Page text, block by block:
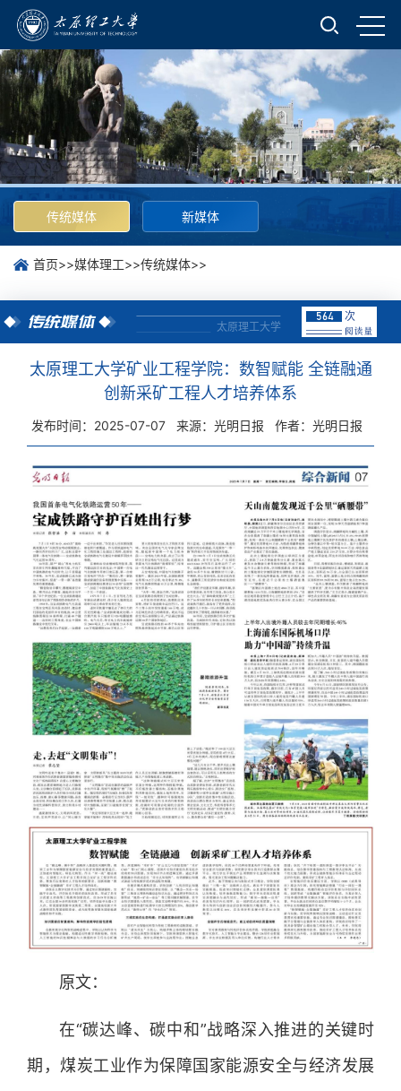
传统媒体 新媒体
首页>>媒体理工>>传统媒体>>
传统媒体 太原理工大学
564 次
太原理工大学矿业工程学院：数智赋能 全链融通
创新采矿工程人才培养体系
发布时间：2025-07-07 来源：光明日报 作者：光明日报
原文：
在“碳达峰、碳中和”战略深入推进的关键时
期，煤炭工业作为保障国家能源安全与经济发展